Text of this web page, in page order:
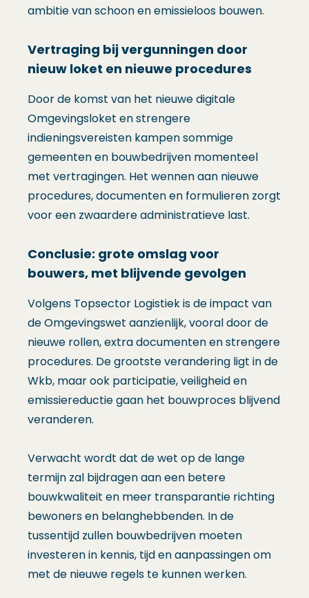
ambitie van schoon en emissieloos bouwen.
Vertraging bij vergunningen door
nieuw loket en nieuwe procedures
Door de komst van het nieuwe digitale
Omgevingsloket en strengere
indieningsvereisten kampen sommige
gemeenten en bouwbedrijven momenteel
met vertragingen. Het wennen aan nieuwe
procedures, documenten en formulieren zorgt
voor een zwaardere administratieve last.
Conclusie: grote omslag voor
bouwers, met blijvende gevolgen
Volgens Topsector Logistiek is de impact van
de Omgevingswet aanzienlijk, vooral door de
nieuwe rollen, extra documenten en strengere
procedures. De grootste verandering ligt in de
Wkb, maar ook participatie, veiligheid en
emissiereductie gaan het bouwproces blijvend
veranderen.
Verwacht wordt dat de wet op de lange
termijn zal bijdragen aan een betere
bouwkwaliteit en meer transparantie richting
bewoners en belanghebbenden. In de
tussentijd zullen bouwbedrijven moeten
investeren in kennis, tijd en aanpassingen om
met de nieuwe regels te kunnen werken.